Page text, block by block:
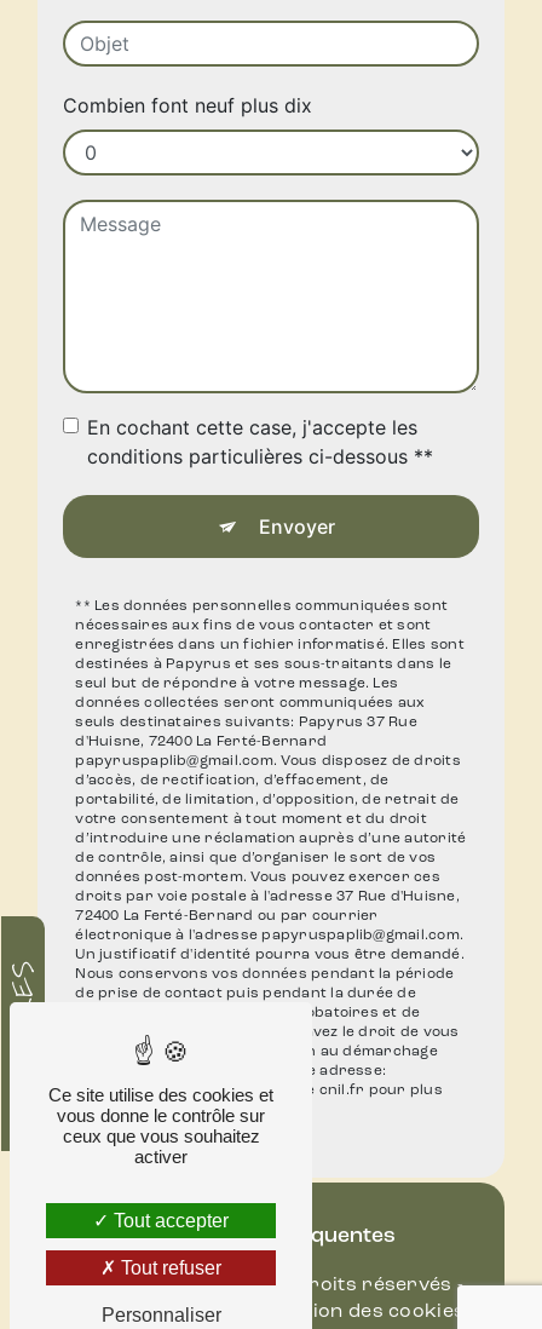
Combien font neuf plus dix
En cochant cette case, j'accepte les
conditions particulières ci-dessous **
Envoyer
** Les données personnelles communiquées sont
nécessaires aux fins de vous contacter et sont
enregistrées dans un fichier informatisé. Elles sont
destinées à Papyrus et ses sous-traitants dans le
seul but de répondre à votre message. Les
données collectées seront communiquées aux
seuls destinataires suivants: Papyrus 37 Rue
d'Huisne, 72400 La Ferté-Bernard
papyruspaplib@gmail.com. Vous disposez de droits
d’accès, de rectification, d’effacement, de
portabilité, de limitation, d’opposition, de retrait de
votre consentement à tout moment et du droit
d’introduire une réclamation auprès d’une autorité
de contrôle, ainsi que d’organiser le sort de vos
données post-mortem. Vous pouvez exercer ces
droits par voie postale à l'adresse 37 Rue d'Huisne,
72400 La Ferté-Bernard ou par courrier
électronique à l'adresse papyruspaplib@gmail.com.
Un justificatif d'identité pourra vous être demandé.
Nous conservons vos données pendant la période
de prise de contact puis pendant la durée de
prescription légale aux fins probatoires et de
gestion des contentieux. Vous avez le droit de vous
inscrire sur la liste d'opposition au démarchage
téléphonique, disponible à cette adresse:
Bloctel.gouv.fr. Consultez le site cnil.fr pour plus
d’informations sur vos droits.
Recherches fréquentes
©Vistalid- 2026 - Tous droits réservés -
Mentions légales
Gestion des cookies
Ce site utilise des cookies et
vous donne le contrôle sur
ceux que vous souhaitez
activer
Tout accepter
Tout refuser
Personnaliser